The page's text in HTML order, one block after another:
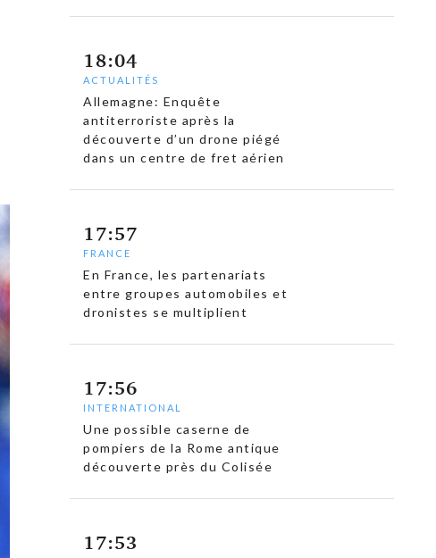
18:04
ACTUALITÉS
Allemagne: Enquête
antiterroriste après la
découverte d’un drone piégé
dans un centre de fret aérien
17:57
FRANCE
En France, les partenariats
entre groupes automobiles et
dronistes se multiplient
17:56
INTERNATIONAL
Une possible caserne de
pompiers de la Rome antique
découverte près du Colisée
17:53